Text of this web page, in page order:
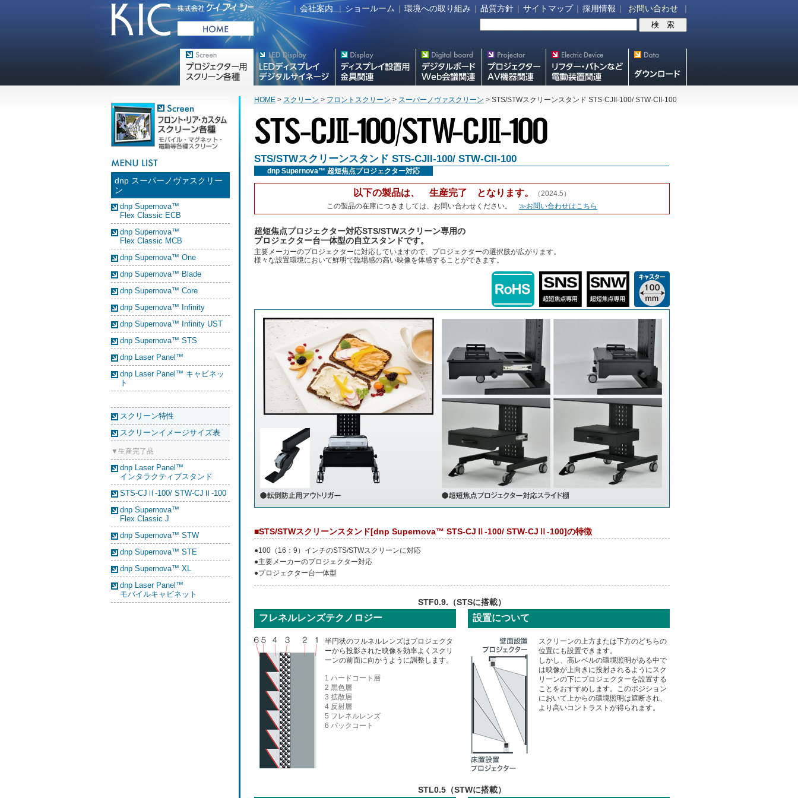
| 会社案内 | ショールーム | 環境への取り組み | 品質方針 | サイトマップ | 採用情報 | お問い合わせ |
器関連製品
置各種
スタンド等図面・取
dnp スーパーノヴァスクリー
ン
dnp Supernova™
Flex Classic ECB
dnp Supernova™
Flex Classic MCB
dnp Supernova™ One
dnp Supernova™ Blade
dnp Supernova™ Core
dnp Supernova™ Infinity
dnp Supernova™ Infinity UST
dnp Supernova™ STS
dnp Laser Panel™
dnp Laser Panel™ キャビネッ
ト
スクリーン特性
スクリーンイメージサイズ表
▼生産完了品
dnp Laser Panel™
インタラクティブスタンド
STS-CJⅡ-100/ STW-CJⅡ-100
dnp Supernova™
Flex Classic J
dnp Supernova™ STW
dnp Supernova™ STE
dnp Supernova™ XL
dnp Laser Panel™
モバイルキャビネット
HOME > スクリーン > フロントスクリーン > スーパーノヴァスクリーン > STS/STWスクリーンスタンド STS-CJII-100/ STW-CII-100
STS/STWスクリーンスタンド STS-CJII-100/ STW-CII-100
dnp Supernova™ 超短焦点プロジェクター対応
以下の製品は、 生産完了 となります。
（2024.5）
この製品の在庫につきましては、お問い合わせください。 ≫お問い合わせはこちら
超短焦点プロジェクター対応STS/STWスクリーン専用の
プロジェクター台一体型の自立スタンドです。
主要メーカーのプロジェクターに対応していますので、プロジェクターの選択肢が広がります。
様々な設置環境において鮮明で臨場感の高い映像を体感することができます。
■STS/STWスクリーンスタンド[dnp Supernova™ STS-CJⅡ-100/ STW-CJⅡ-100]の特徴
●100（16：9）インチのSTS/STWスクリーンに対応
●主要メーカーのプロジェクター対応
●プロジェクター台一体型
STF0.9.（STSに搭載）
フレネルレンズテクノロジー
半円状のフルネルレンズはプロジェクタ
ーから投影された映像を効率よくスクリ
ーンの前面に向かうように調整します。
1 ハードコート層
2 黒色層
3 拡散層
4 反射層
5 フレネルレンズ
6 バックコート
設置について
スクリーンの上方または下方のどちらの
位置にも設置できます。
しかし、高レベルの環境照明がある中で
は映像が上向きに投射されるようにスク
リーンの下にプロジェクターを設置する
ことをおすすめします。このポジション
において上からの環境照明は遮断され、
より高いコントラストが得られます。
STL0.5（STWに搭載）